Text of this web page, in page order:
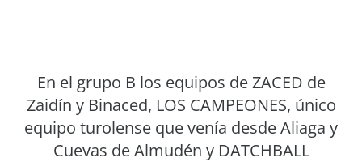
En el grupo B los equipos de ZACED de
Zaidín y Binaced, LOS CAMPEONES, único
equipo turolense que venía desde Aliaga y
Cuevas de Almudén y DATCHBALL